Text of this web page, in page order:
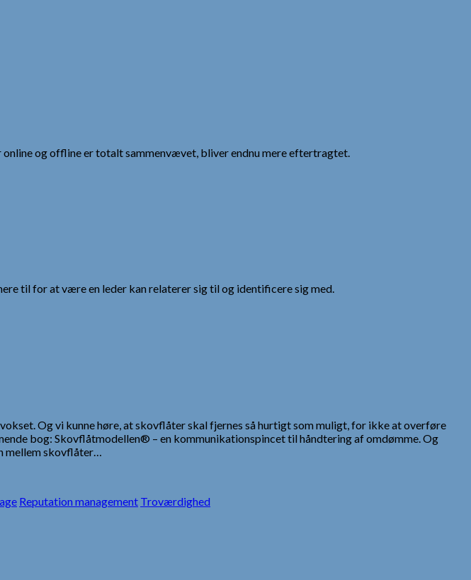
og offline er totalt sammenvævet, bliver endnu mere eftertragtet.
til for at være en leder kan relaterer sig til og identificere sig med.
Og vi kunne høre, at skovflåter skal fjernes så hurtigt som muligt, for ikke at overføre
bog: Skovflåtmodellen® – en kommunikationspincet til håndtering af omdømme. Og
mellem skovflåter…
Reputation management Troværdighed